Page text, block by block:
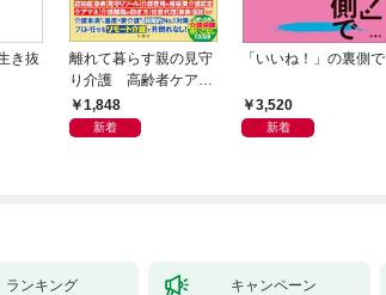
き抜
離れて暮らす親の見守
り介護 高齢者ケアの
専門家が教える最善の
対策Q＆A大全
1,848
新着
「いいね！」の裏側で
3,520
新着
ランキング キャンペーン